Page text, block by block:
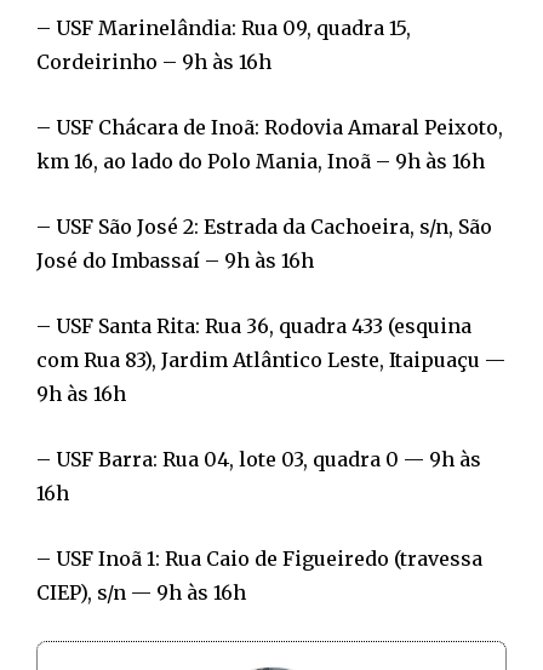
– USF Marinelândia: Rua 09, quadra 15,
Cordeirinho – 9h às 16h
– USF Chácara de Inoã: Rodovia Amaral Peixoto,
km 16, ao lado do Polo Mania, Inoã – 9h às 16h
– USF São José 2: Estrada da Cachoeira, s/n, São
José do Imbassaí – 9h às 16h
– USF Santa Rita: Rua 36, quadra 433 (esquina
com Rua 83), Jardim Atlântico Leste, Itaipuaçu —
9h às 16h
– USF Barra: Rua 04, lote 03, quadra 0 — 9h às
16h
– USF Inoã 1: Rua Caio de Figueiredo (travessa
CIEP), s/n — 9h às 16h